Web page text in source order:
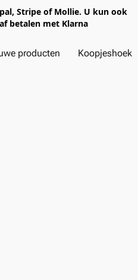
Stripe of Mollie. U kun ook
betalen met Klarna
producten Koopjeshoek